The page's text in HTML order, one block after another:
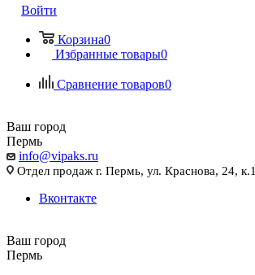
Войти
Корзина0
Избранные товары0
Сравнение товаров0
Ваш город
Пермь
info@vipaks.ru
Отдел продаж г. Пермь, ул. Краснова, 24, к.1
Вконтакте
Ваш город
Пермь